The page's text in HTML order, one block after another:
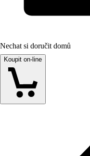
Nechat si doručit domů
Koupit on-line